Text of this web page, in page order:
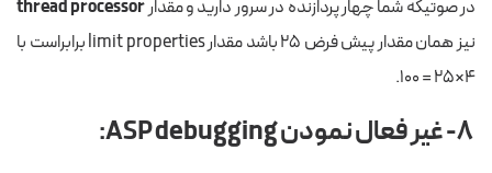
در صوتیکه شما چهار پردازنده در سرور دارید و مقدارthread processor
نیز همان مقدار پیش فرض ۲۵ باشد مقدار limit properties برابراست با
۴×۲۵ = ۱۰۰.
غیر فعال نمودن ASPdebugging: